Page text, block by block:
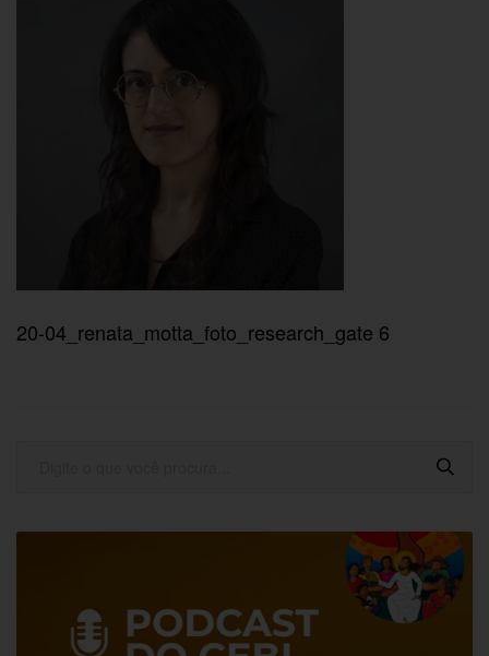
20-04_renata_motta_foto_research_gate 6